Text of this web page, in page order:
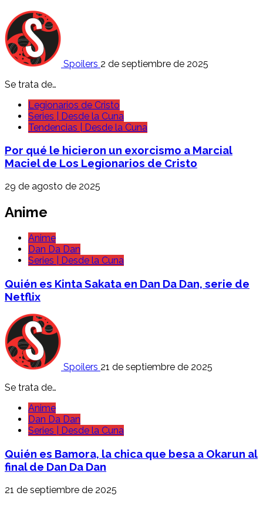
Spoilers 2 de septiembre de 2025
Se trata de…
Legionarios de Cristo
Series | Desde la Cuna
Tendencias | Desde la Cuna
Por qué le hicieron un exorcismo a Marcial
Maciel de Los Legionarios de Cristo
29 de agosto de 2025
Anime
Anime
Dan Da Dan
Series | Desde la Cuna
Quién es Kinta Sakata en Dan Da Dan, serie de
Netflix
Spoilers 21 de septiembre de 2025
Se trata de…
Anime
Dan Da Dan
Series | Desde la Cuna
Quién es Bamora, la chica que besa a Okarun al
final de Dan Da Dan
21 de septiembre de 2025